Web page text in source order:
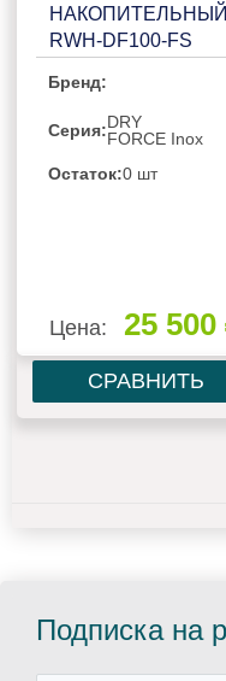
НАКОПИТЕЛЬНЫЙ
RWH-DF100-FS
Бренд:
Серия:DRY
FORCE Inox
Остаток:0 шт
Цена: 25 500
СРАВНИТЬ
Подписка на